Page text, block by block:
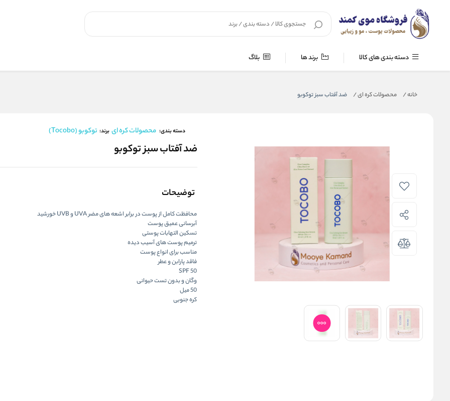
دسته بندی های کالا برند ها بلاگ
خانه/ محصولات کره ای/ ضد آفتاب سبز توکوبو
دسته بندی: محصولات کره ای برند: توکوبو (Tocobo)
ضد آفتاب سبز توکوبو
توضیحات
محافظت کامل از پوست در برابر اشعه های مضر UVA و UVB خورشید
آبرسانی عمیق پوست
تسکین التهابات پوستی
ترمیم پوست های آسیب دیده
مناسب برای انواع پوست
فاقد پارابن و عطر
SPF 50
وگان و بدون تست حیوانی
50 میل
کره جنوبی